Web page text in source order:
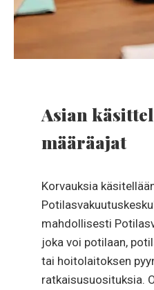
Asian
määräajat
Korvauksia
mahdollisesti
joka voi potilaan,
tai hoitolaitoksen
ratkaisusuosituksia.